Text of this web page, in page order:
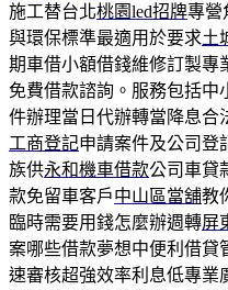
施工替台北桃園led招牌專營
與環保標準最適用於要求土
期車借小額借錢維修訂製專
免費借款諮詢。服務包括中
件辦理當日代辦轉當降息合
工商登記申請案件及公司登
族供永和機車借款公司車貸
款免留車客戶中山區當舖教
臨時需要用錢怎麼辦週轉屏
案哪些借款夢想中便利借貸
速審核超強效率利息低專業